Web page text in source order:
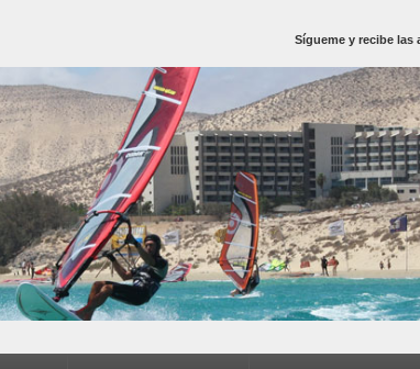
Sígueme y recibe las